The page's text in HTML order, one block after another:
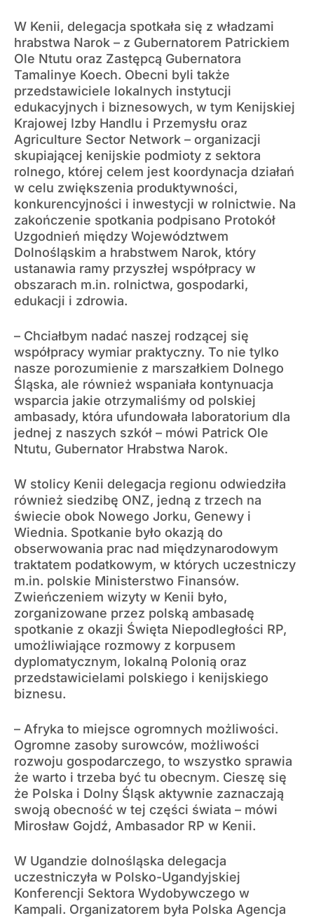
W Kenii, delegacja spotkała się z władzami
hrabstwa Narok – z Gubernatorem Patrickiem
Ole Ntutu oraz Zastępcą Gubernatora
Tamalinye Koech. Obecni byli także
przedstawiciele lokalnych instytucji
edukacyjnych i biznesowych, w tym Kenijskiej
Krajowej Izby Handlu i Przemysłu oraz
Agriculture Sector Network – organizacji
skupiającej kenijskie podmioty z sektora
rolnego, której celem jest koordynacja działań
w celu zwiększenia produktywności,
konkurencyjności i inwestycji w rolnictwie. Na
zakończenie spotkania podpisano Protokół
Uzgodnień między Województwem
Dolnośląskim a hrabstwem Narok, który
ustanawia ramy przyszłej współpracy w
obszarach m.in. rolnictwa, gospodarki,
edukacji i zdrowia.
– Chciałbym nadać naszej rodzącej się
współpracy wymiar praktyczny. To nie tylko
nasze porozumienie z marszałkiem Dolnego
Śląska, ale również wspaniała kontynuacja
wsparcia jakie otrzymaliśmy od polskiej
ambasady, która ufundowała laboratorium dla
jednej z naszych szkół – mówi Patrick Ole
Ntutu, Gubernator Hrabstwa Narok.
W stolicy Kenii delegacja regionu odwiedziła
również siedzibę ONZ, jedną z trzech na
świecie obok Nowego Jorku, Genewy i
Wiednia. Spotkanie było okazją do
obserwowania prac nad międzynarodowym
traktatem podatkowym, w których uczestniczy
m.in. polskie Ministerstwo Finansów.
Zwieńczeniem wizyty w Kenii było,
zorganizowane przez polską ambasadę
spotkanie z okazji Święta Niepodległości RP,
umożliwiające rozmowy z korpusem
dyplomatycznym, lokalną Polonią oraz
przedstawicielami polskiego i kenijskiego
biznesu.
– Afryka to miejsce ogromnych możliwości.
Ogromne zasoby surowców, możliwości
rozwoju gospodarczego, to wszystko sprawia
że warto i trzeba być tu obecnym. Cieszę się
że Polska i Dolny Śląsk aktywnie zaznaczają
swoją obecność w tej części świata – mówi
Mirosław Gojdź, Ambasador RP w Kenii.
W Ugandzie dolnośląska delegacja
uczestniczyła w Polsko-Ugandyjskiej
Konferencji Sektora Wydobywczego w
Kampali. Organizatorem była Polska Agencja